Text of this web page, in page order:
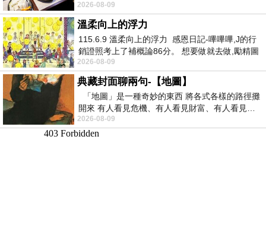
劇: 小田切讓 主演: 小田切讓
2026-08-09
溫柔向上的浮力
115.6.9 溫柔向上的浮力 感恩日記-嗶嗶嗶,J的行
銷證照考上了補概論86分。 想要做就去做,勵精圖
治大成功,也是表法,堅持和努力
2026-08-09
典藏封面聊兩句-【地圖】
「地圖」是一種奇妙的東西 將各式各樣的路徑攤
開來 有人看見危機、有人看見財富、有人看見…
從中可以發掘出不同的
2026-08-09